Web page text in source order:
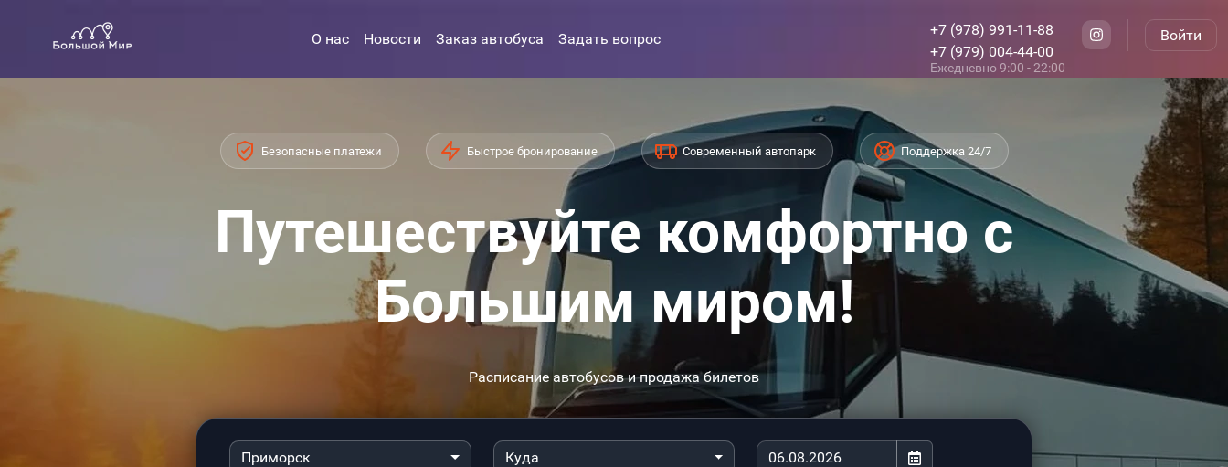
О нас Новости Заказ автобуса Задать вопрос
+7 (978) 991-11-88
+7 (979) 004-44-00
Ежедневно 9:00 - 22:00
Войти
Безопасные платежи Быстрое бронирование Современный автопарк Поддержка 24/7
Путешествуйте комфортно с
Большим миром!
Расписание автобусов и продажа билетов
Приморск Куда